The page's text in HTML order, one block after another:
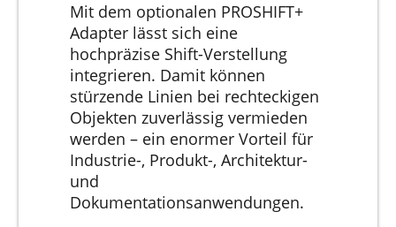
Mit dem optionalen PROSHIFT+
Adapter lässt sich eine
hochpräzise Shift-Verstellung
integrieren. Damit können
stürzende Linien bei rechteckigen
Objekten zuverlässig vermieden
werden – ein enormer Vorteil für
Industrie-, Produkt-, Architektur-
und
Dokumentationsanwendungen.